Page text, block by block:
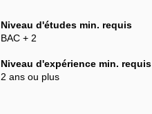
Niveau d'études min. requis
BAC + 2
Niveau d'expérience min. requis
2 ans ou plus